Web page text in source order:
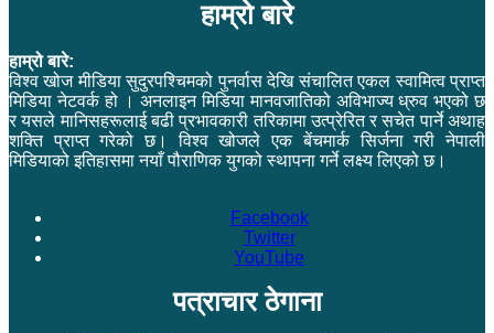
हाम्रो बारे
हाम्रो बारे:
विश्व खोज मीडिया सुदुरपश्चिमको पुनर्वास देखि संचालित एकल स्वामित्व प्राप्त
मिडिया नेटवर्क हो । अनलाइन मिडिया मानवजातिको अविभाज्य ध्रुव भएको छ
र यसले मानिसहरूलाई बढी प्रभावकारी तरिकामा उत्प्रेरित र सचेत पार्ने अथाह
शक्ति प्राप्त गरेको छ। विश्व खोजले एक बेंचमार्क सिर्जना गरी नेपाली
मिडियाको इतिहासमा नयाँ पौराणिक युगको स्थापना गर्ने लक्ष्य लिएको छ।
Facebook
Twitter
YouTube
पत्राचार ठेगाना